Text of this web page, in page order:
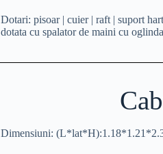
Dotari: pisoar | cuier | raft | suport
dotata cu spalator de maini cu
Dimensiuni: